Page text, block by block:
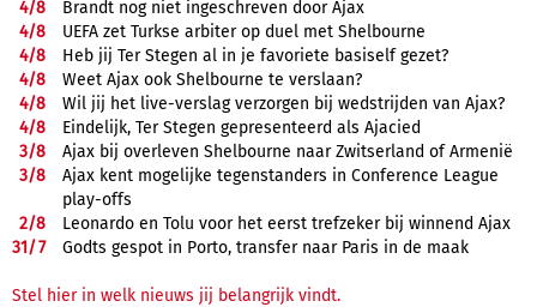
4/8
Brandt nog niet ingeschreven door Ajax
4/8
UEFA zet Turkse arbiter op duel met Shelbourne
4/8
Heb jij Ter Stegen al in je favoriete basiself gezet?
4/8
Weet Ajax ook Shelbourne te verslaan?
4/8
Wil jij het live-verslag verzorgen bij wedstrijden van Ajax?
4/8
Eindelijk, Ter Stegen gepresenteerd als Ajacied
3/8
Ajax bij overleven Shelbourne naar Zwitserland of Armenië
3/8
Ajax kent mogelijke tegenstanders in Conference League
play-offs
2/8
Leonardo en Tolu voor het eerst trefzeker bij winnend Ajax
31/7 Godts gespot in Porto, transfer naar Paris in de maak
Stel hier in welk nieuws jij belangrijk vindt.